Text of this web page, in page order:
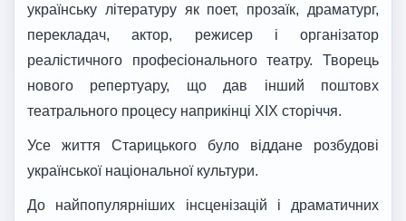
українську літературу як поет, прозаїк, драматург,
перекладач, актор, режисер і організатор
реалістичного професіонального театру. Творець
нового репертуару, що дав інший поштовх
театрального процесу наприкінці XIX сторіччя.
Усе життя Старицького було віддане розбудові
української національної культури.
До найпопулярніших інсценізацій і драматичних